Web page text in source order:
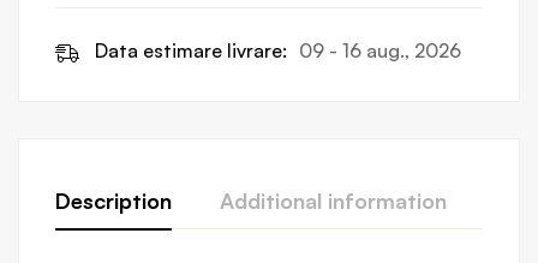
Data estimare livrare: 09 - 16 aug., 2026
Description Additional information